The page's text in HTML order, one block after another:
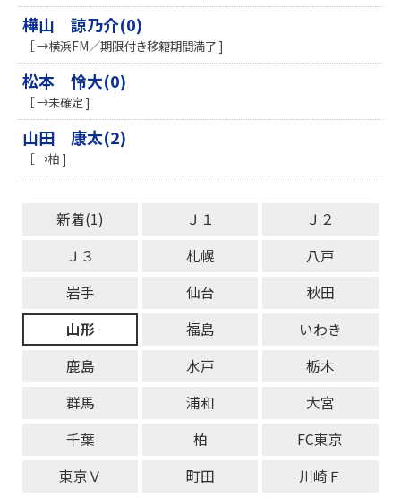
樺山 諒乃介(0)
［ →横浜FM／期限付き移籍期間満了 ]
松本 怜大(0)
［ →未確定 ]
山田 康太(2)
［ →柏 ]
新着(1) Ｊ１
Ｊ２
Ｊ３
札幌
八戸
岩手
仙台
秋田
山形
福島
いわき
鹿島
水戸
栃木
群馬
浦和
大宮
千葉
柏
FC東京
東京Ｖ
町田
川崎Ｆ